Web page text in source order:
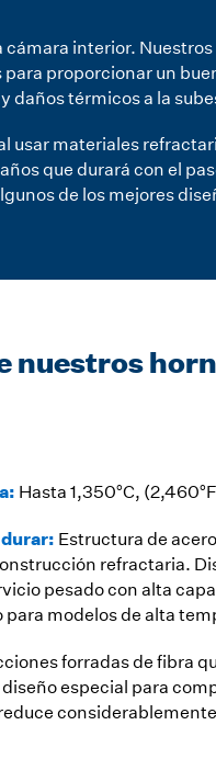
cámara interior.
proporcionar un
daños térmicos a la
usar materiales
que durará con el
de los mejores
nuestros
Hasta 1,350°C,
Estructura de
refractaria.
pesado con alta
modelos de alta
forradas de fibra
especial para